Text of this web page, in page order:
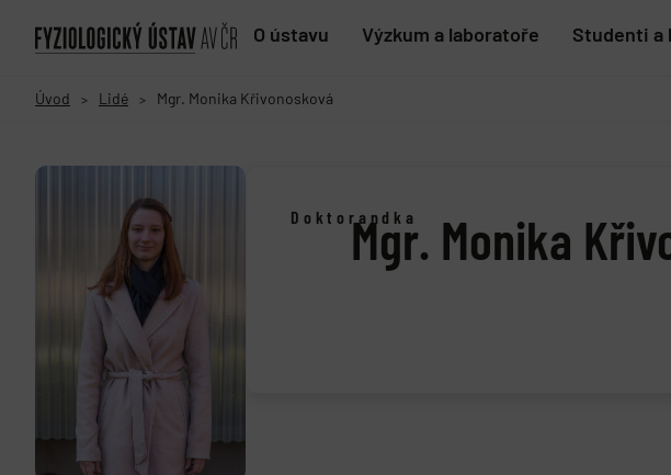
O ústavu Výzkum a laboratoře Studenti a
Úvod > Lidé > Mgr. Monika Křivonosková
DoktorandkaMgr. Monika